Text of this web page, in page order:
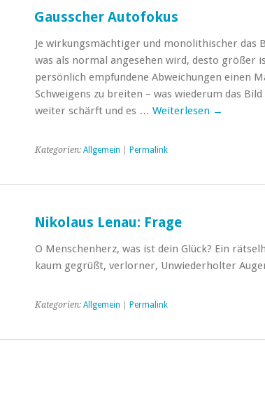
Gausscher Autofokus
Je wirkungsmächtiger und monolithischer das
was als normal angesehen wird, desto größer
persönlich empfundene Abweichungen einen
Schweigens zu breiten – was wiederum das
weiter schärft und es … Weiterlesen →
Kategorien: Allgemein Permalink
Nikolaus Lenau: Frage
O Menschenherz, was ist dein Glück? Ein
kaum gegrüßt, verlorner, Unwiederholter
Kategorien: Allgemein Permalink